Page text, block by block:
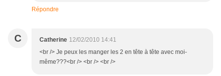
Répondre
C Catherine 12/02/2010 14:41
<br /> Je peux les manger les 2 en tête à tête avec moi-
même???<br /> <br /> <br />